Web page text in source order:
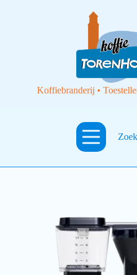
Koffiebranderij •
Filterkoffietoestellen